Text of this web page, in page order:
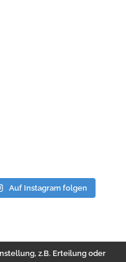
Auf Instagram folgen
z.B. Erteilung oder